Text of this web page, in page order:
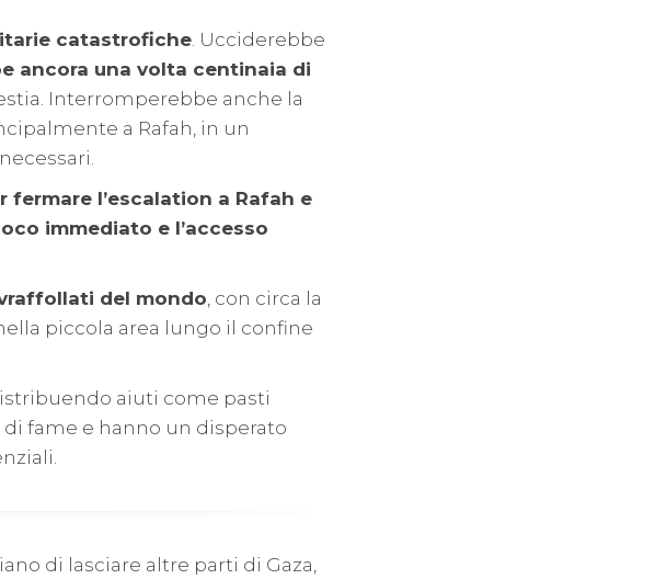
catastrofiche. Ucciderebbe
ancora una volta centinaia di
Interromperebbe anche la
a Rafah, in un
l’escalation a Rafah e
immediato e l’accesso
del mondo, con circa la
piccola area lungo il confine
aiuti come pasti
fame e hanno un disperato
di lasciare altre parti di Gaza,